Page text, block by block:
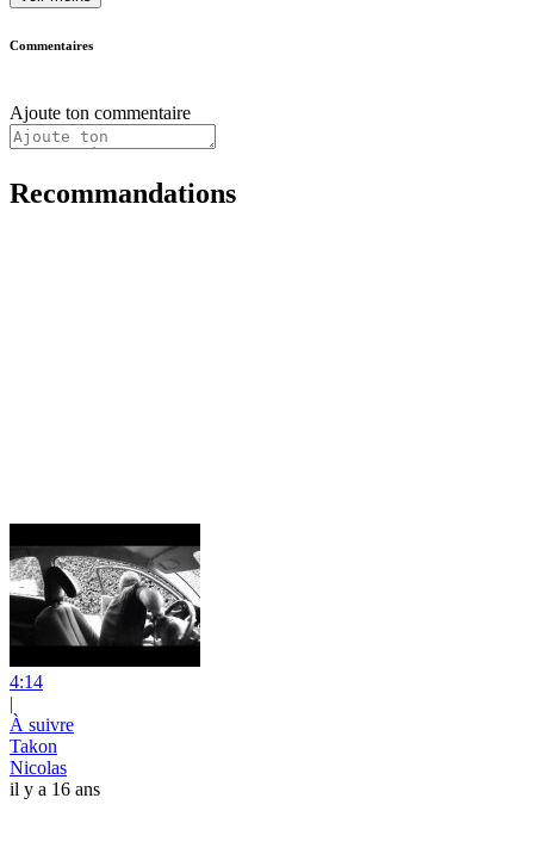
Commentaires
Ajoute ton commentaire
Recommandations
4:14
|
À suivre
Takon
Nicolas
il y a 16 ans